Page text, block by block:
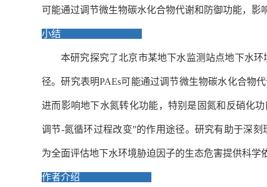
可能通过调节微生物碳水化合物代谢和防御功能，影
小结
本研究探究了北京市某地下水监测站点地下水环
径。研究表明PAEs可能通过调节微生物碳水化合物
进而影响地下水氮转化功能，特别是固氮和反硝化
调节-氮循环过程改变”的作用途径。研究有助于深刻
为全面评估地下水环境胁迫因子的生态危害提供科学
作者介绍